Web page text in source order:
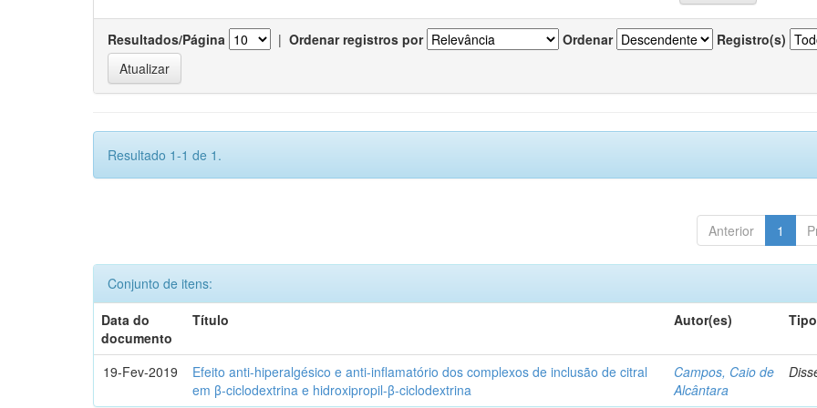
Resultados/Página | Ordenar registros por Ordenar Registro(s)
Resultado 1-1 de 1.
Anterior 1
Conjunto de itens:
Data do
documento
Título Autor(es) Tipo
19-Fev-2019
Efeito anti-hiperalgésico e anti-inflamatório dos complexos de inclusão de citral
em β-ciclodextrina e hidroxipropil-β-ciclodextrina
Campos, Caio de
Alcântara